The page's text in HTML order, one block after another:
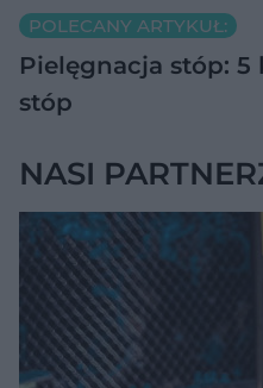
POLECANY ARTYKUŁ:
Pielęgnacja stóp:
stóp
NASI